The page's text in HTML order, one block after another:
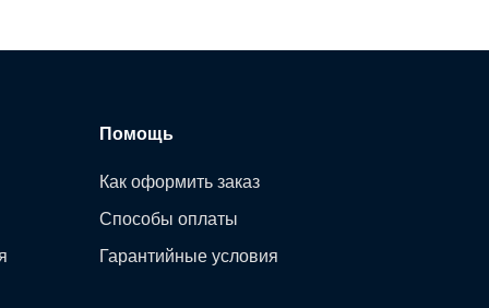
Помощь
Как оформить заказ
Способы оплаты
Гарантийные условия